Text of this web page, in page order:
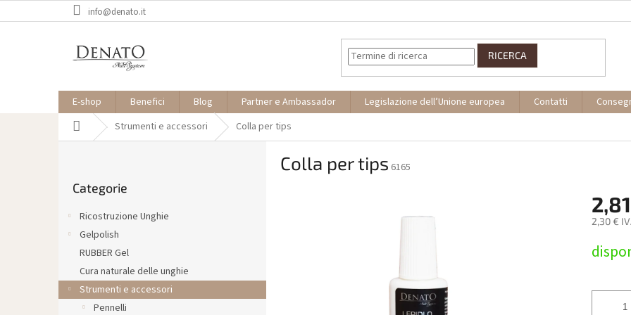
al
info@denato.it
RICERCA
E-shop Benefici Blog Partner e Ambassador Legislazione dell’Unione europea Contatti
Casa Strumenti e accessori Colla per tips
a
le
Categorie
Ricostruzione Unghie
Gelpolish
RUBBER Gel
Cura naturale delle unghie
Strumenti e accessori
Pennelli
Colla per tips 6165
2,30 €
della